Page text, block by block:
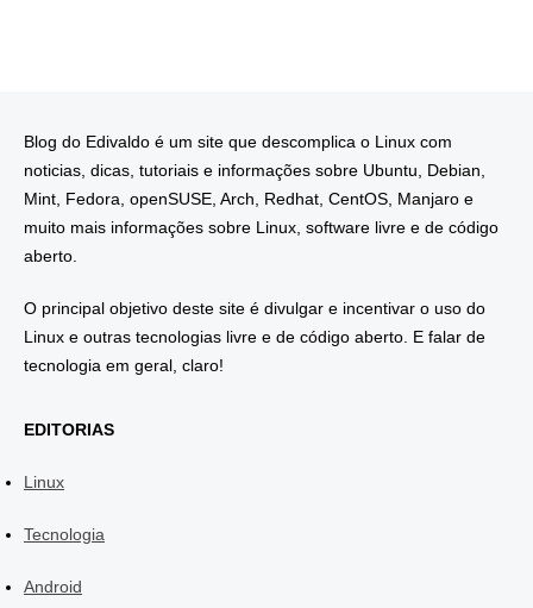
Blog do Edivaldo é um site que descomplica o Linux com
noticias, dicas, tutoriais e informações sobre Ubuntu, Debian,
Mint, Fedora, openSUSE, Arch, Redhat, CentOS, Manjaro e
muito mais informações sobre Linux, software livre e de código
aberto.
O principal objetivo deste site é divulgar e incentivar o uso do
Linux e outras tecnologias livre e de código aberto. E falar de
tecnologia em geral, claro!
EDITORIAS
Linux
Tecnologia
Android